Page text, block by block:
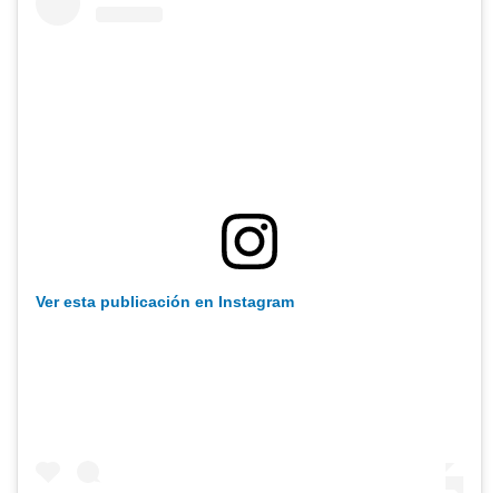
Ver esta publicación en Instagram